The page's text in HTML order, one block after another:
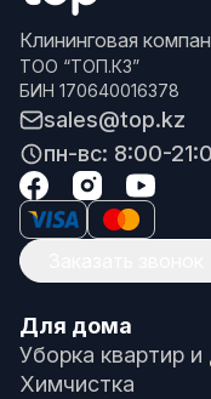
Клининговая
ТОО “ТОП.КЗ”
БИН 170640016378
sales@top.kz
пн-вс: 8:00-
Для дома
Уборка квартир
Химчистка